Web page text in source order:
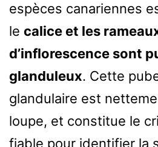
espèces canariennes
le calice et les
d’inflorescence sont
glanduleux. Cette
glandulaire est
loupe, et constitue le
fiable pour identifier la